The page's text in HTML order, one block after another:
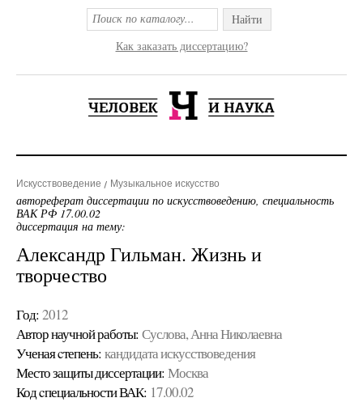
Найти
Как заказать диссертацию?
Искусствоведение Музыкальное искусство
автореферат диссертации по искусствоведению, специальность
ВАК РФ 17.00.02
диссертация на тему:
Александр Гильман. Жизнь и
творчество
Год: 2012
Автор научной работы: Суслова, Анна Николаевна
Ученая cтепень: кандидата искусствоведения
Место защиты диссертации: Москва
Код cпециальности ВАК: 17.00.02